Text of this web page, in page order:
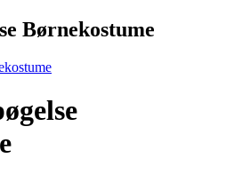
Børnekostume